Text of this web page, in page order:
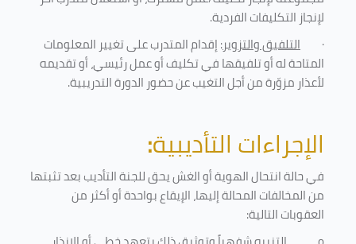
لإنجاز التكليفات الفردية.
· التلفيق والتزوير: إقدام المتدرب على تغيير المعلومات
المتاحة له أو تلفيقها في تكليف أو عمل رئيسي، أو تقديمه
لأعذار مزوّرة من أجل التغيب عن حضور الدورة التدريبية.
الإجراءات التأديبية:
في حالة انتحال الهوية أو الغش يحق للجنة التأديب بعد تثبتها
من المخالفات المحالة إليها، الإيقاع بواحدة أو أكثر من
العقوبات التالية: